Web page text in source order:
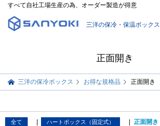
すべて自社工場生産の為、オーダー製造が得意
三洋の保冷・保温ボックス
正面開き
三洋の保冷ボックス お得な規格品 正面開き
全て ハートボックス（固定式） 正面開き